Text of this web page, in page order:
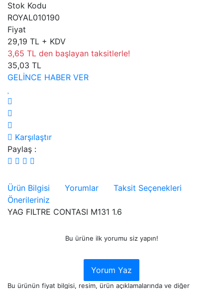
Stok Kodu
ROYAL010190
Fiyat
29,19 TL + KDV
3,65 TL den başlayan taksitlerle!
35,03 TL
GELİNCE HABER VER
Karşılaştır
Paylaş :
Ürün Bilgisi Yorumlar
Taksit Seçenekleri
Önerileriniz
YAG FILTRE CONTASI M131 1.6
Bu ürüne ilk yorumu siz yapın!
Yorum Yaz
Bu ürünün fiyat bilgisi, resim, ürün açıklamalarında ve diğer